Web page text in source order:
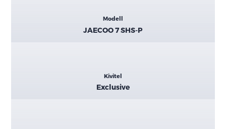
Modell
JAECOO 7 SHS-P
Kivitel
Exclusive